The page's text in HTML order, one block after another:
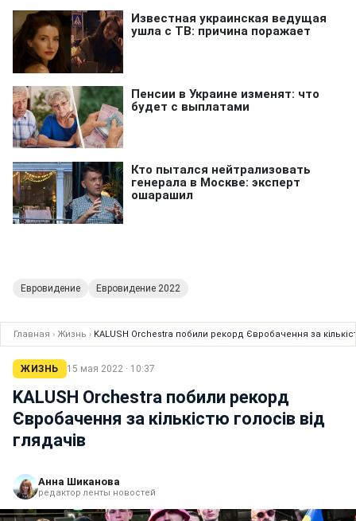
Евровидение Евровидение 2022
Главная › Жизнь › KALUSH Orchestra побили рекорд Євробачення за
ЖИЗНЬ 15 мая 2022 · 10:37
KALUSH Orchestra побили рекорд
Євробачення за кількістю голосів від
глядачів
Анна Шиканова
редактор ленты новостей